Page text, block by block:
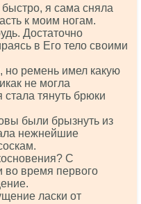
я сама сняла
к моим ногам.
Достаточно
в Его тело своими
но ремень имел какую
не могла
тянуть брюки
были брызнуть из
нежнейшие
С
во время первого
ласки от